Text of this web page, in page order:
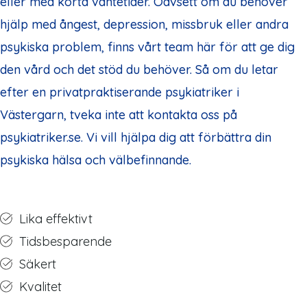
hjälp med ångest, depression, missbruk eller andra
psykiska problem, finns vårt team här för att ge dig
den vård och det stöd du behöver. Så om du letar
efter en privatpraktiserande psykiatriker i
Västergarn, tveka inte att kontakta oss på
psykiatriker.se. Vi vill hjälpa dig att förbättra din
psykiska hälsa och välbefinnande.
Lika effektivt
Tidsbesparende
Säkert
Kvalitet